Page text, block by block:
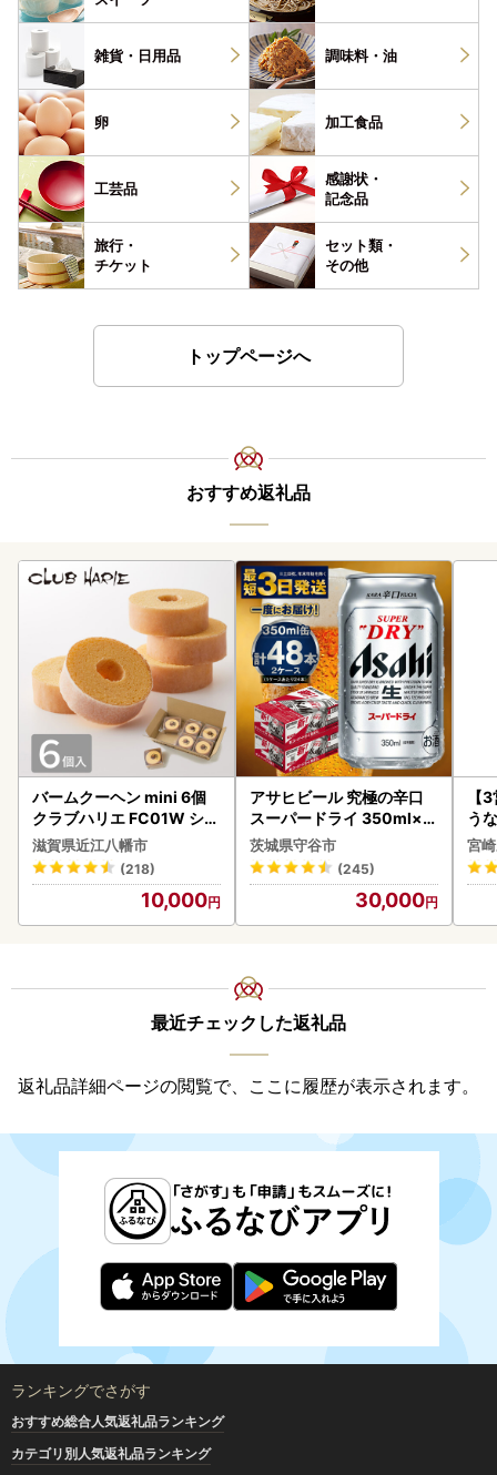
雑貨・ 日用品 調味料・ 油
卵 加工食品
工芸品
感謝状・
記念品
旅行・
チケット
セット類・
その他
トップページへ
おすすめ返礼品
バームクーヘン mini 6個
クラブハリエ FC01W シェ
アボックス バウムクーヘ
ン
滋賀県近江八幡市
(218)
10,000
アサヒビール 究極の辛口
スーパードライ 350ml×4
8本 ビール
茨城県守谷市
(245)
30,000
【
う
以
宮
最近チェックした返礼品
返礼品詳細ページの閲覧で、ここに履歴が表示されます。
ランキングでさがす
おすすめ総合人気返礼品ランキング
カテゴリ別人気返礼品ランキング